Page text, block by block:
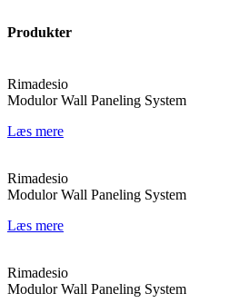
Produkter
Rimadesio
Modulor Wall Paneling System
Læs mere
Rimadesio
Modulor Wall Paneling System
Læs mere
Rimadesio
Modulor Wall Paneling System